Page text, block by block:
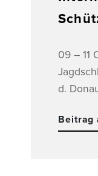
09 – 11
d.
Beitrag